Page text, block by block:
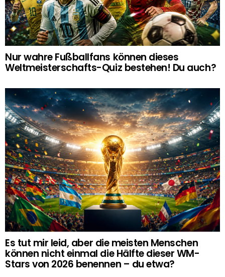
Nur wahre Fußballfans können dieses
Weltmeisterschafts-Quiz bestehen! Du auch?
Es tut mir leid, aber die meisten Menschen
können nicht einmal die Hälfte dieser WM-
Stars von 2026 benennen – du etwa?